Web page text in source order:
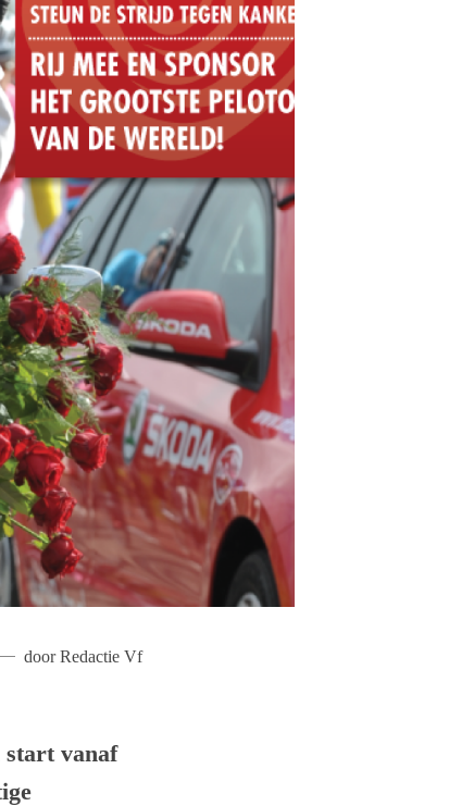
doorRedactie Vf
start vanaf